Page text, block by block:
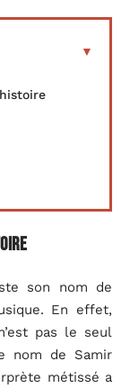
son nom de
En effet,
pas le seul
nom de Samir
métissé a